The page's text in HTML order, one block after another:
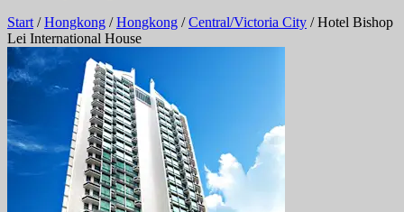
Start /Hongkong /Hongkong /Central/Victoria City /Hotel Bishop
Lei International House